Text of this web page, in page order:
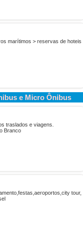
marítimos > reservas de hoteis
e Micro Ônibus
traslados e viagens.
Branco
tour,